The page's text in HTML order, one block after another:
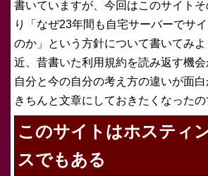
書いていますが、今回はこのサイトそ
り「なぜ23年間も自宅サーバーでサ
のか」という方針について書いてみ
近、昔書いた利用規約を読み返す機
自分と今の自分の考え方の違いが面
きちんと文章にしておきたくなったの
このサイトはホスティ
スでもある